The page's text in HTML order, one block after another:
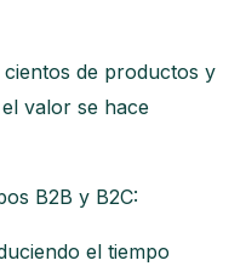
de productos y
valor se hace
B2B y B2C:
el tiempo